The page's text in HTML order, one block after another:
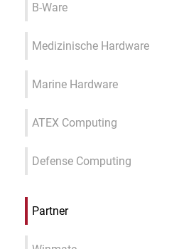
B-Ware
Medizinische Hardware
Marine Hardware
ATEX Computing
Defense Computing
Partner